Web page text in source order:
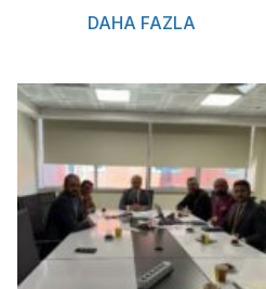
DAHA FAZLA